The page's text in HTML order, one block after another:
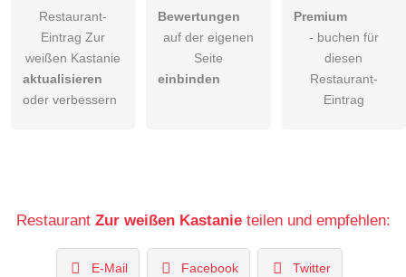
Restaurant-
Eintrag Zur
weißen Kastanie
aktualisieren
oder verbessern
Bewertungen
auf der eigenen
Seite
einbinden
Premium
- buchen für
diesen
Restaurant-
Eintrag
Restaurant Zur weißen Kastanieteilen und empfehlen:
E-Mail Facebook Twitter